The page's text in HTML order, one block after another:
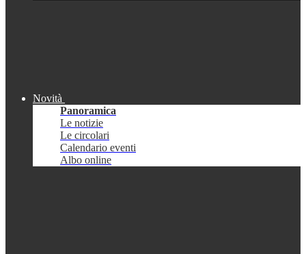
Novità
Panoramica
Le notizie
Le circolari
Calendario eventi
Albo online